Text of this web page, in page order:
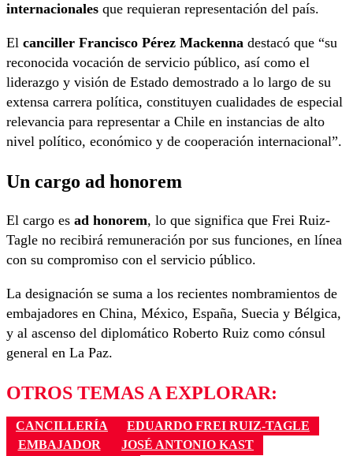
internacionales que requieran representación del país.
El canciller Francisco Pérez Mackenna destacó que “su
reconocida vocación de servicio público, así como el
liderazgo y visión de Estado demostrado a lo largo de su
extensa carrera política, constituyen cualidades de especial
relevancia para representar a Chile en instancias de alto
nivel político, económico y de cooperación internacional”.
Un cargo ad honorem
El cargo es ad honorem, lo que significa que Frei Ruiz-
Tagle no recibirá remuneración por sus funciones, en línea
con su compromiso con el servicio público.
La designación se suma a los recientes nombramientos de
embajadores en China, México, España, Suecia y Bélgica,
y al ascenso del diplomático Roberto Ruiz como cónsul
general en La Paz.
OTROS TEMAS A EXPLORAR:
CANCILLERÍA
EDUARDO FREI RUIZ-TAGLE
EMBAJADOR
JOSÉ ANTONIO KAST